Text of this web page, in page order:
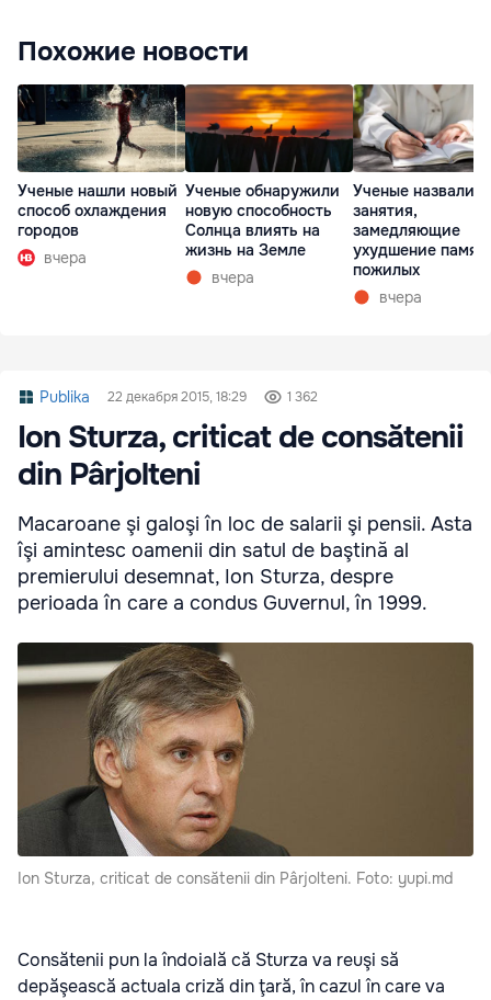
Похожие новости
Ученые нашли новый
способ охлаждения
городов
вчера
Ученые обнаружили
новую способность
Солнца влиять на
жизнь на Земле
вчера
Ученые назвали
занятия,
замедляющие
ухудшение
пожилых
вчера
Publika 22 декабря 2015, 18:29 1 362
Ion Sturza, criticat de consătenii
din Pârjolteni
Macaroane şi galoşi în loc de salarii şi pensii. Asta
îşi amintesc oamenii din satul de baştină al
premierului desemnat, Ion Sturza, despre
perioada în care a condus Guvernul, în 1999.
Ion Sturza, criticat de consătenii din Pârjolteni. Foto: yupi.md
Consătenii pun la îndoială că Sturza va reuşi să
depăşească actuala criză din ţară, în cazul în care va